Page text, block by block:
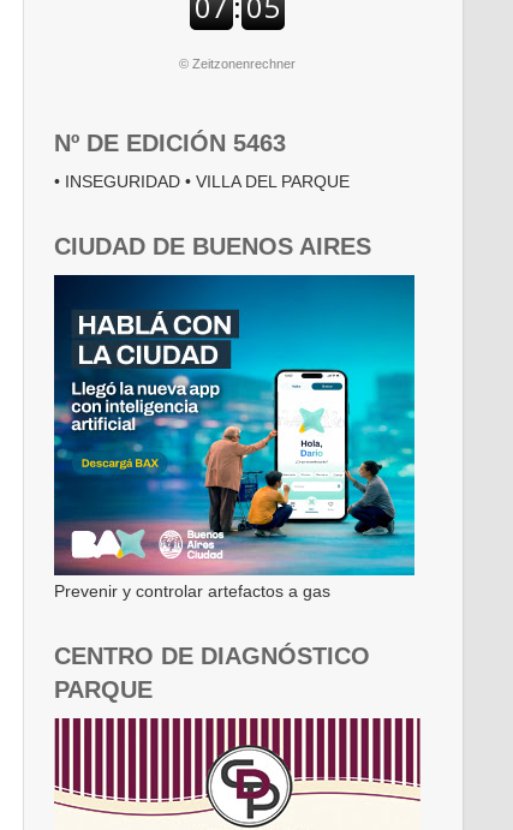
© Zeitzonenrechner
Nº DE EDICIÓN 5463
• INSEGURIDAD • VILLA DEL PARQUE
CIUDAD DE BUENOS AIRES
Prevenir y controlar artefactos a gas
CENTRO DE DIAGNÓSTICO
PARQUE